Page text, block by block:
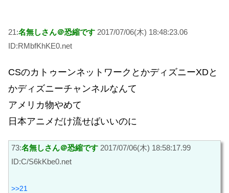
21:名無しさん＠恐縮です 2017/07/06(木) 18:48:23.06
ID:RMbfKhKE0.net
CSのカトゥーンネットワークとかディズニーXDと
かディズニーチャンネルなんて
アメリカ物やめて
日本アニメだけ流せばいいのに
73:名無しさん＠恐縮です 2017/07/06(木) 18:58:17.99
ID:C/S6kKbe0.net
>>21